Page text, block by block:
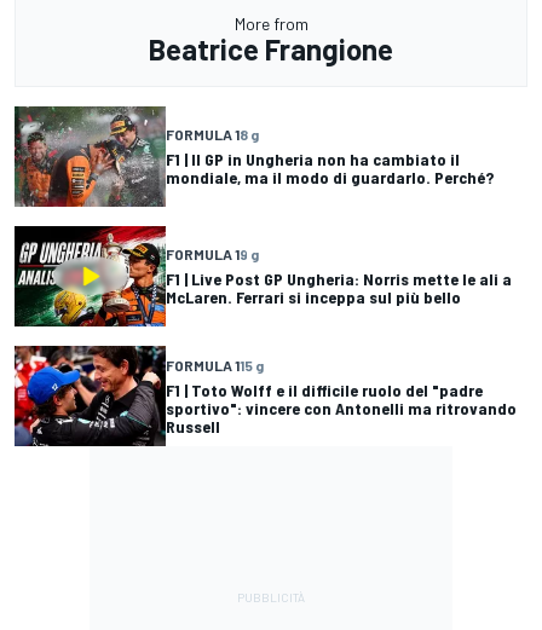
More from
Beatrice Frangione
FORMULA 18 g
F1 | Il GP in Ungheria non ha cambiato il
mondiale, ma il modo di guardarlo. Perché?
FORMULA 19 g
F1 | Live Post GP Ungheria: Norris mette le ali a
McLaren. Ferrari si inceppa sul più bello
FORMULA 115 g
F1 | Toto Wolff e il difficile ruolo del "padre
sportivo": vincere con Antonelli ma ritrovando
Russell